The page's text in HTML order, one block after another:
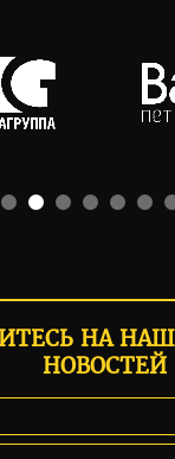
НА
НОВОСТЕЙ